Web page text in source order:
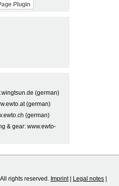
Plugin
(german)
(german)
(german)
& gear: www.ewto-
rights reserved. Imprint| Legal notes |